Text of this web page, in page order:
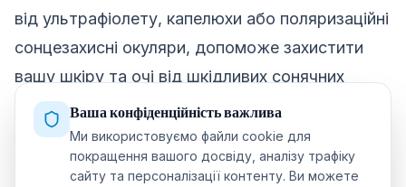
від ультрафіолету, капелюхи або поляризаційні
сонцезахисні окуляри, допоможе захистити
вашу шкіру та очі від шкідливих сонячних
променів. Крім того, багато з цих продуктів
розроблені з урахуванням дайвінгу та
забезпечують комфорт і водонепроникність.
Ваша конфіденційність важлива
Ми використовуємо файли cookie для
покращення вашого досвіду, аналізу трафіку
сайту та персоналізації контенту. Ви можете